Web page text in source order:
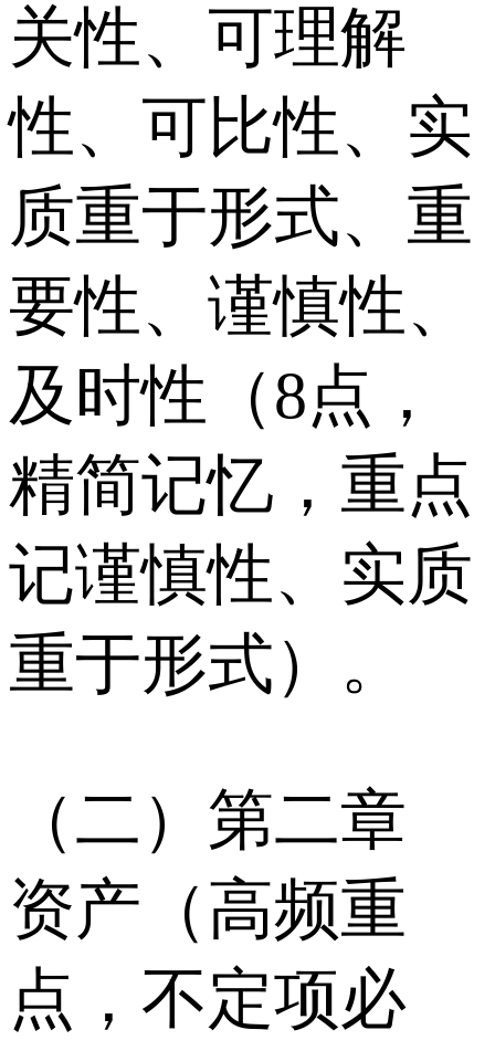
关性、可理解
性、可比性、实
质重于形式、重
要性、谨慎性、
及时性（8点，
精简记忆，重点
记谨慎性、实质
重于形式）。
（二）第二章
资产（高频重
点，不定项必